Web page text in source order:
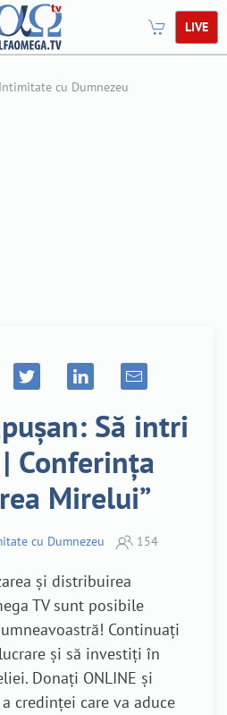
LIVE
Intimitate cu Dumnezeu
Să intri
Conferința
Mirelui”
cu Dumnezeu 154
și distribuirea
TV sunt posibile
Continuați
și să investiți în
Donați ONLINE și
credinței care va aduce